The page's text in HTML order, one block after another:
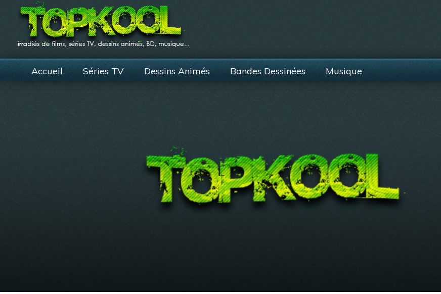
Accueil Séries TV Dessins Animés Bandes Dessinées Musique